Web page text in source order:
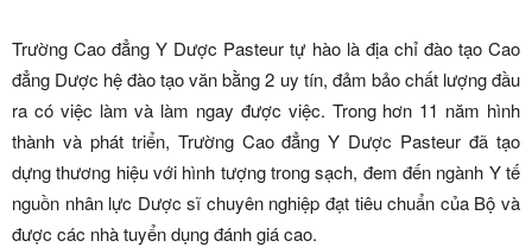
Trường Cao đẳng Y Dược Pasteur tự hào là địa chỉ đào tạo Cao
đẳng Dược hệ đào tạo văn bằng 2 uy tín, đảm bảo chất lượng đầu
ra có việc làm và làm ngay được việc. Trong hơn 11 năm hình
thành và phát triển, Trường Cao đẳng Y Dược Pasteur đã tạo
dựng thương hiệu với hình tượng trong sạch, đem đến ngành Y tế
nguồn nhân lực Dược sĩ chuyên nghiệp đạt tiêu chuẩn của Bộ và
được các nhà tuyển dụng đánh giá cao.